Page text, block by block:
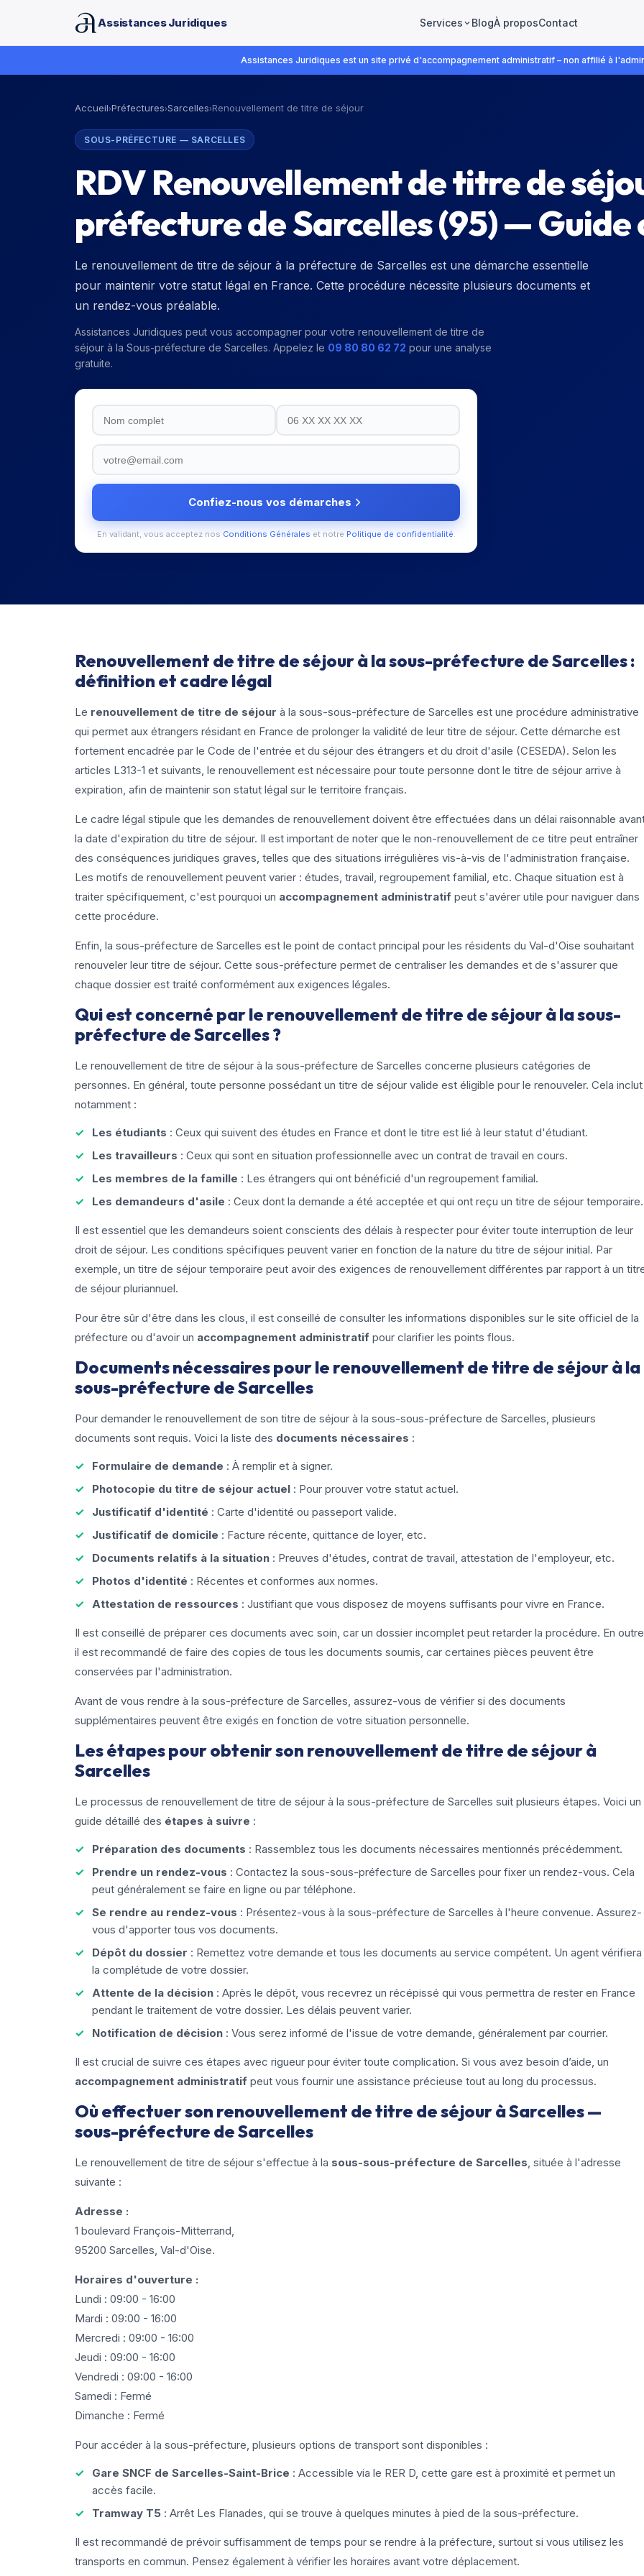
Assistances Juridiques Services BlogÀ proposContact
Assistances Juridiques est un site privé d'accompagnement administratif – non affilié à
Accueil›Préfectures›Sarcelles›Renouvellement de titre de séjour
SOUS-PRÉFECTURE — SARCELLES
RDV Renouvellement de titre de
préfecture de Sarcelles (95) — Guide
Le renouvellement de titre de séjour à la préfecture de Sarcelles est une démarche essentielle
pour maintenir votre statut légal en France. Cette procédure nécessite plusieurs documents et
un rendez-vous préalable.
Assistances Juridiques peut vous accompagner pour votre renouvellement de titre de
séjour à la Sous-préfecture de Sarcelles. Appelez le 09 80 80 62 72 pour une analyse
gratuite.
Confiez-nous vos démarches
En validant, vous acceptez nos Conditions Générales et notre Politique de confidentialité.
Renouvellement de titre de séjour à la sous-préfecture de Sarcelles :
définition et cadre légal
Le renouvellement de titre de séjour à la sous-sous-préfecture de Sarcelles est une procédure administrative
qui permet aux étrangers résidant en France de prolonger la validité de leur titre de séjour. Cette démarche est
fortement encadrée par le Code de l'entrée et du séjour des étrangers et du droit d'asile (CESEDA). Selon les
articles L313-1 et suivants, le renouvellement est nécessaire pour toute personne dont le titre de séjour arrive à
expiration, afin de maintenir son statut légal sur le territoire français.
Le cadre légal stipule que les demandes de renouvellement doivent être effectuées dans un délai raisonnable
la date d'expiration du titre de séjour. Il est important de noter que le non-renouvellement de ce titre peut entraîner
des conséquences juridiques graves, telles que des situations irrégulières vis-à-vis de l'administration française.
Les motifs de renouvellement peuvent varier : études, travail, regroupement familial, etc. Chaque situation est à
traiter spécifiquement, c'est pourquoi un accompagnement administratif peut s'avérer utile pour naviguer dans
cette procédure.
Enfin, la sous-préfecture de Sarcelles est le point de contact principal pour les résidents du Val-d'Oise souhaitant
renouveler leur titre de séjour. Cette sous-préfecture permet de centraliser les demandes et de s'assurer que
chaque dossier est traité conformément aux exigences légales.
Qui est concerné par le renouvellement de titre de séjour à la sous-
préfecture de Sarcelles ?
Le renouvellement de titre de séjour à la sous-préfecture de Sarcelles concerne plusieurs catégories de
personnes. En général, toute personne possédant un titre de séjour valide est éligible pour le renouveler. Cela inclut
notamment :
Les étudiants : Ceux qui suivent des études en France et dont le titre est lié à leur statut d'étudiant.
Les travailleurs : Ceux qui sont en situation professionnelle avec un contrat de travail en cours.
Les membres de la famille : Les étrangers qui ont bénéficié d'un regroupement familial.
Les demandeurs d'asile : Ceux dont la demande a été acceptée et qui ont reçu un titre de séjour temporaire.
Il est essentiel que les demandeurs soient conscients des délais à respecter pour éviter toute interruption de leur
droit de séjour. Les conditions spécifiques peuvent varier en fonction de la nature du titre de séjour initial. Par
exemple, un titre de séjour temporaire peut avoir des exigences de renouvellement différentes par rapport à un
de séjour pluriannuel.
Pour être sûr d'être dans les clous, il est conseillé de consulter les informations disponibles sur le site officiel de la
préfecture ou d'avoir un accompagnement administratif pour clarifier les points flous.
Documents nécessaires pour le renouvellement de titre de séjour à la
sous-préfecture de Sarcelles
Pour demander le renouvellement de son titre de séjour à la sous-sous-préfecture de Sarcelles, plusieurs
documents sont requis. Voici la liste des documents nécessaires :
Formulaire de demande : À remplir et à signer.
Photocopie du titre de séjour actuel : Pour prouver votre statut actuel.
Justificatif d'identité : Carte d'identité ou passeport valide.
Justificatif de domicile : Facture récente, quittance de loyer, etc.
Documents relatifs à la situation : Preuves d'études, contrat de travail, attestation de l'employeur, etc.
Photos d'identité : Récentes et conformes aux normes.
Attestation de ressources : Justifiant que vous disposez de moyens suffisants pour vivre en France.
Il est conseillé de préparer ces documents avec soin, car un dossier incomplet peut retarder la procédure. En
il est recommandé de faire des copies de tous les documents soumis, car certaines pièces peuvent être
conservées par l'administration.
Avant de vous rendre à la sous-préfecture de Sarcelles, assurez-vous de vérifier si des documents
supplémentaires peuvent être exigés en fonction de votre situation personnelle.
Les étapes pour obtenir son renouvellement de titre de séjour à
Sarcelles
Le processus de renouvellement de titre de séjour à la sous-préfecture de Sarcelles suit plusieurs étapes. Voici un
guide détaillé des étapes à suivre :
Préparation des documents : Rassemblez tous les documents nécessaires mentionnés précédemment.
Prendre un rendez-vous : Contactez la sous-sous-préfecture de Sarcelles pour fixer un rendez-vous. Cela
peut généralement se faire en ligne ou par téléphone.
Se rendre au rendez-vous : Présentez-vous à la sous-préfecture de Sarcelles à l'heure convenue. Assurez-
vous d'apporter tous vos documents.
Dépôt du dossier : Remettez votre demande et tous les documents au service compétent. Un agent vérifiera
la complétude de votre dossier.
Attente de la décision : Après le dépôt, vous recevrez un récépissé qui vous permettra de rester en France
pendant le traitement de votre dossier. Les délais peuvent varier.
Notification de décision : Vous serez informé de l'issue de votre demande, généralement par courrier.
Il est crucial de suivre ces étapes avec rigueur pour éviter toute complication. Si vous avez besoin d’aide, un
accompagnement administratif peut vous fournir une assistance précieuse tout au long du processus.
Où effectuer son renouvellement de titre de séjour à Sarcelles —
sous-préfecture de Sarcelles
Le renouvellement de titre de séjour s'effectue à la sous-sous-préfecture de Sarcelles, située à l'adresse
suivante :
Adresse :
1 boulevard François-Mitterrand,
95200 Sarcelles, Val-d'Oise.
Horaires d'ouverture :
Lundi : 09:00 - 16:00
Mardi : 09:00 - 16:00
Mercredi : 09:00 - 16:00
Jeudi : 09:00 - 16:00
Vendredi : 09:00 - 16:00
Samedi : Fermé
Dimanche : Fermé
Pour accéder à la sous-préfecture, plusieurs options de transport sont disponibles :
Gare SNCF de Sarcelles-Saint-Brice : Accessible via le RER D, cette gare est à proximité et permet un
accès facile.
Tramway T5 : Arrêt Les Flanades, qui se trouve à quelques minutes à pied de la sous-préfecture.
Il est recommandé de prévoir suffisamment de temps pour se rendre à la préfecture, surtout si vous utilisez les
transports en commun. Pensez également à vérifier les horaires avant votre déplacement.